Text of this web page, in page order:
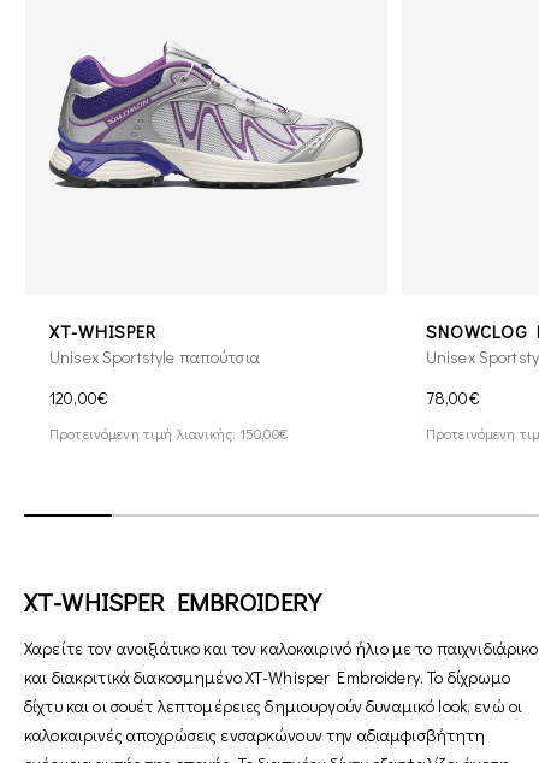
XT-WHISPER
Unisex Sportstyle παπούτσια
120,00€
Προτεινόμενη τιμή λιανικής: 150,00€
SNOWCLOG
Unisex
78,00€
Προτεινόμενη
XT-WHISPER EMBROIDERY
Χαρείτε τον ανοιξιάτικο και τον καλοκαιρινό ήλιο με το παιχνιδιάρικο
και διακριτικά διακοσμημένο XT-Whisper Embroidery. Το δίχρωμο
δίχτυ και οι σουέτ λεπτομέρειες δημιουργούν δυναμικό look, ενώ οι
καλοκαιρινές αποχρώσεις ενσαρκώνουν την αδιαμφισβήτητη